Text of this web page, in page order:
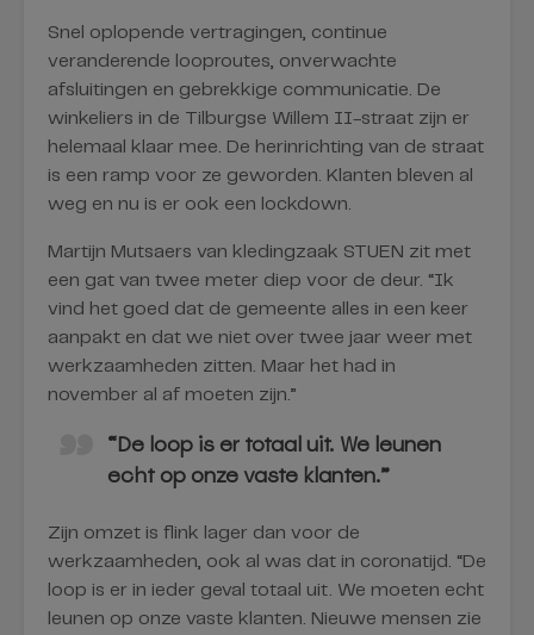
Snel oplopende vertragingen, continue
veranderende looproutes, onverwachte
afsluitingen en gebrekkige communicatie. De
winkeliers in de Tilburgse Willem II-straat zijn er
helemaal klaar mee. De herinrichting van de straat
is een ramp voor ze geworden. Klanten bleven al
weg en nu is er ook een lockdown.
Martijn Mutsaers van kledingzaak STUEN zit met
een gat van twee meter diep voor de deur. “Ik
vind het goed dat de gemeente alles in een keer
aanpakt en dat we niet over twee jaar weer met
werkzaamheden zitten. Maar het had in
november al af moeten zijn.”
“De loop is er totaal uit. We leunen
echt op onze vaste klanten.”
Zijn omzet is flink lager dan voor de
werkzaamheden, ook al was dat in coronatijd. “De
loop is er in ieder geval totaal uit. We moeten echt
leunen op onze vaste klanten. Nieuwe mensen zie